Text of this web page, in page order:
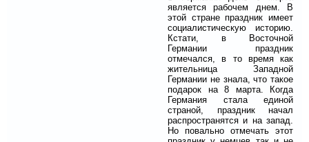
является рабочем днем. В
этой стране праздник имеет
социалистическую историю.
Кстати, в Восточной
Германии праздник
отмечался, в то время как
жительница Западной
Германии не знала, что такое
подарок на 8 марта. Когда
Германия стала единой
страной, праздник начал
распространятся и на запад.
Но повально отмечать этот